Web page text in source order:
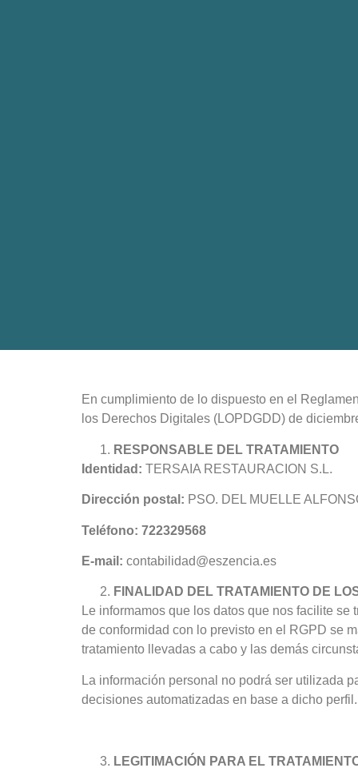
En cumplimiento de lo dispuesto en el
los Derechos Digitales (LOPDGDD) de
RESPONSABLE DEL TRATAMIENTO
Identidad: TERSAIA RESTAURACION S.L.
Dirección postal: PSO. DEL MUELLE
Teléfono: 722329568
E-mail: contabilidad@eszencia.es
FINALIDAD DEL TRATAMIENTO DE
Le informamos que los datos que nos facilite
de conformidad con lo previsto en el RGPD se
tratamiento llevadas a cabo y las demás
La información personal no podrá ser utilizada
decisiones automatizadas en base a dicho perfil.
LEGITIMACIÓN PARA EL